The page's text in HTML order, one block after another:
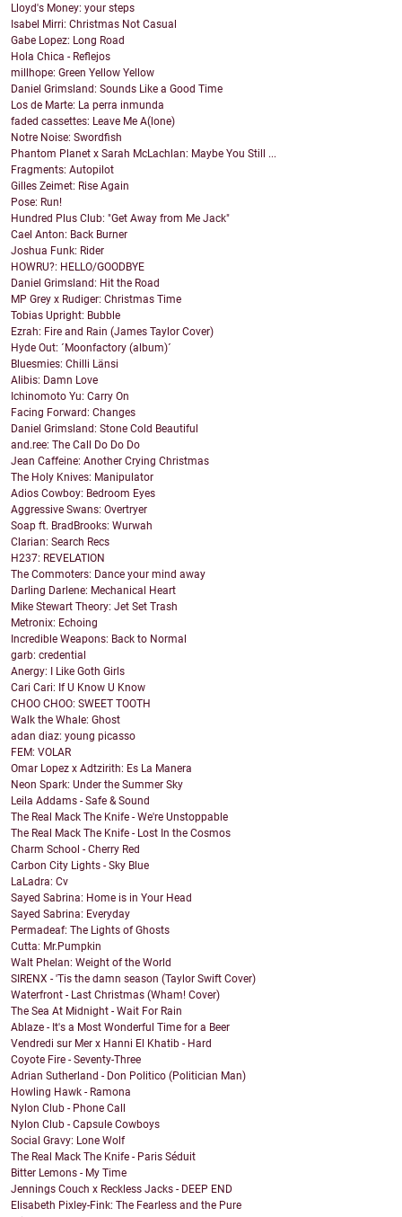
Lloyd's Money: your steps
Isabel Mirri: Christmas Not Casual
Gabe Lopez: Long Road
Hola Chica - Reflejos
millhope: Green Yellow Yellow
Daniel Grimsland: Sounds Like a Good Time
Los de Marte: La perra inmunda
faded cassettes: Leave Me A(lone)
Notre Noise: Swordfish
Phantom Planet x Sarah McLachlan: Maybe You Still ...
Fragments: Autopilot
Gilles Zeimet: Rise Again
Pose: Run!
Hundred Plus Club: "Get Away from Me Jack"
Cael Anton: Back Burner
Joshua Funk: Rider
HOWRU?: HELLO/GOODBYE
Daniel Grimsland: Hit the Road
MP Grey x Rudiger: Christmas Time
Tobias Upright: Bubble
Ezrah: Fire and Rain (James Taylor Cover)
Hyde Out: ´Moonfactory (album)´
Bluesmies: Chilli Länsi
Alibis: Damn Love
Ichinomoto Yu: Carry On
Facing Forward: Changes
Daniel Grimsland: Stone Cold Beautiful
and.ree: The Call Do Do Do
Jean Caffeine: Another Crying Christmas
The Holy Knives: Manipulator
Adios Cowboy: Bedroom Eyes
Aggressive Swans: Overtryer
Soap ft. BradBrooks: Wurwah
Clarian: Search Recs
H237: REVELATION
The Commoters: Dance your mind away
Darling Darlene: Mechanical Heart
Mike Stewart Theory: Jet Set Trash
Metronix: Echoing
Incredible Weapons: Back to Normal
garb: credential
Anergy: I Like Goth Girls
Cari Cari: If U Know U Know
CHOO CHOO: SWEET TOOTH
Walk the Whale: Ghost
adan diaz: young picasso
FEM: VOLAR
Omar Lopez x Adtzirith: Es La Manera
Neon Spark: Under the Summer Sky
Leila Addams - Safe & Sound
The Real Mack The Knife - We're Unstoppable
The Real Mack The Knife - Lost In the Cosmos
Charm School - Cherry Red
Carbon City Lights - Sky Blue
LaLadra: Cv
Sayed Sabrina: Home is in Your Head
Sayed Sabrina: Everyday
Permadeaf: The Lights of Ghosts
Cutta: Mr.Pumpkin
Walt Phelan: Weight of the World
SIRENX - 'Tis the damn season (Taylor Swift Cover)
Waterfront - Last Christmas (Wham! Cover)
The Sea At Midnight - Wait For Rain
Ablaze - It's a Most Wonderful Time for a Beer
Vendredi sur Mer x Hanni El Khatib - Hard
Coyote Fire - Seventy-Three
Adrian Sutherland - Don Politico (Politician Man)
Howling Hawk - Ramona
Nylon Club - Phone Call
Nylon Club - Capsule Cowboys
Social Gravy: Lone Wolf
The Real Mack The Knife - Paris Séduit
Bitter Lemons - My Time
Jennings Couch x Reckless Jacks - DEEP END
Elisabeth Pixley-Fink: The Fearless and the Pure